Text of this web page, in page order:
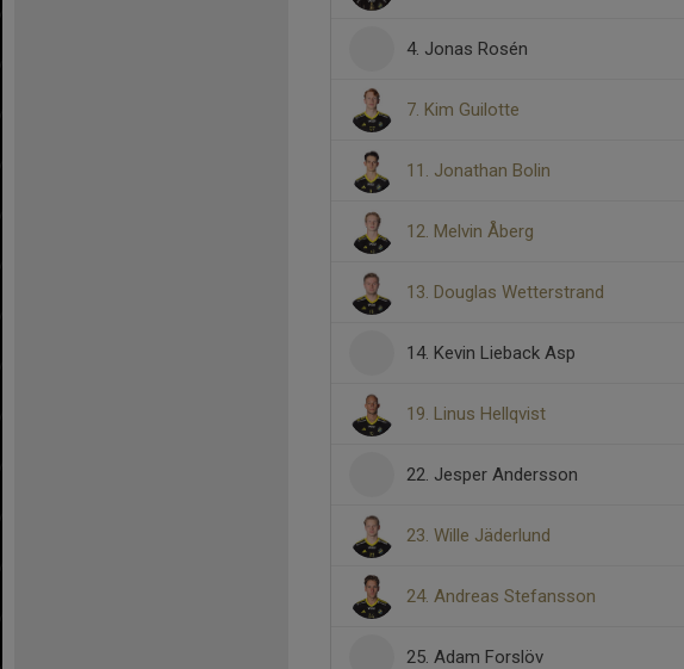
4. Jonas Rosén
7. Kim Guilotte
11. Jonathan Bolin
12. Melvin Åberg
13. Douglas Wetterstrand
14. Kevin Lieback Asp
19. Linus Hellqvist
22. Jesper Andersson
23. Wille Jäderlund
24. Andreas Stefansson
25. Adam Forslöv